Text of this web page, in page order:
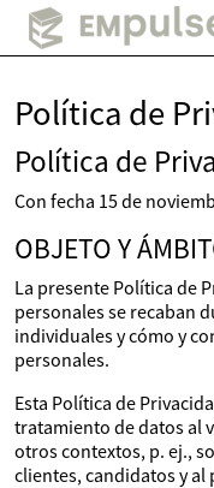
Política de
Política de
Con fecha 15 de
OBJETO Y
La presente Política de
personales se recaban
individuales y cómo y
personales.
Esta Política de
tratamiento de datos al
otros contextos, p. ej.,
clientes, candidatos y